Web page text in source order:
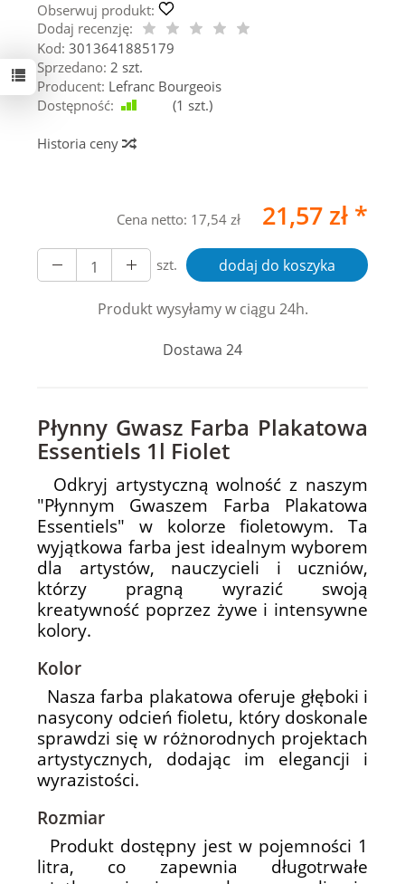
Obserwuj produkt:
Dodaj recenzję:
Kod: 3013641885179
Sprzedano: 2 szt.
Producent: Lefranc Bourgeois
Dostępność:
(1 szt.)
Historia ceny
Cena netto: 17,54 zł 21,57 zł *
szt. dodaj do koszyka
Produkt wysyłamy w ciągu 24h.
Dostawa 24
Płynny Gwasz Farba Plakatowa
Essentiels 1l Fiolet
Odkryj artystyczną wolność z naszym
"Płynnym Gwaszem Farba Plakatowa
Essentiels" w kolorze fioletowym. Ta
wyjątkowa farba jest idealnym wyborem
dla artystów, nauczycieli i uczniów,
którzy pragną wyrazić swoją
kreatywność poprzez żywe i intensywne
kolory.
Kolor
Nasza farba plakatowa oferuje głęboki i
nasycony odcień fioletu, który doskonale
sprawdzi się w różnorodnych projektach
artystycznych, dodając im elegancji i
wyrazistości.
Rozmiar
Produkt dostępny jest w pojemności 1
litra, co zapewnia długotrwałe